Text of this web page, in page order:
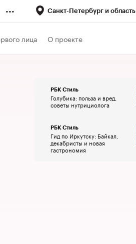
... Санкт-Петербург и область
лица О проекте
РБК Стиль
Голубика: польза и вред,
советы нутрициолога
РБК Стиль
Гид по Иркутску: Байкал,
декабристы и новая
гастрономия